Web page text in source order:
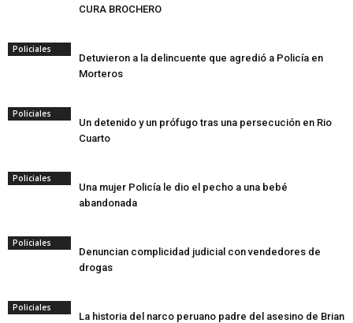
CURA BROCHERO
Policiales
Detuvieron a la delincuente que agredió a Policía en
Morteros
Policiales
Un detenido y un prófugo tras una persecución en Rio
Cuarto
Policiales
Una mujer Policía le dio el pecho a una bebé
abandonada
Policiales
Denuncian complicidad judicial con vendedores de
drogas
Policiales
La historia del narco peruano padre del asesino de Brian